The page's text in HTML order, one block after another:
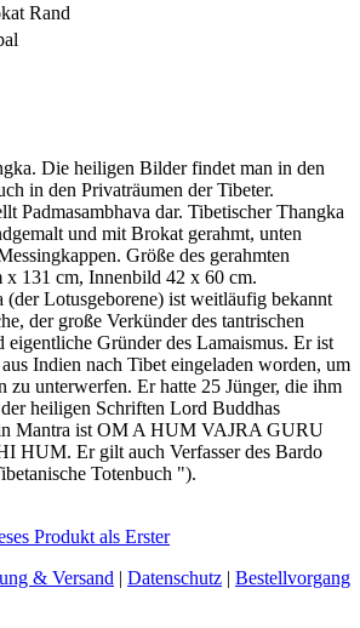
Rand
Die heiligen Bilder findet man in den
in den Privaträumen der Tibeter.
Padmasambhava dar. Tibetischer Thangka
und mit Brokat gerahmt, unten
Größe des gerahmten
x 131 cm, Innenbild 42 x 60 cm.
(der Lotusgeborene) ist weitläufig bekannt
der große Verkünder des tantrischen
eigentliche Gründer des Lamaismus. Er ist
Indien nach Tibet eingeladen worden, um
zu unterwerfen. Er hatte 25 Jünger, die ihm
heiligen Schriften Lord Buddhas
Mantra ist OM A HUM VAJRA GURU
HUM. Er gilt auch Verfasser des Bardo
Totenbuch ").
Produkt als Erster
& Versand | Datenschutz | Bestellvorgang